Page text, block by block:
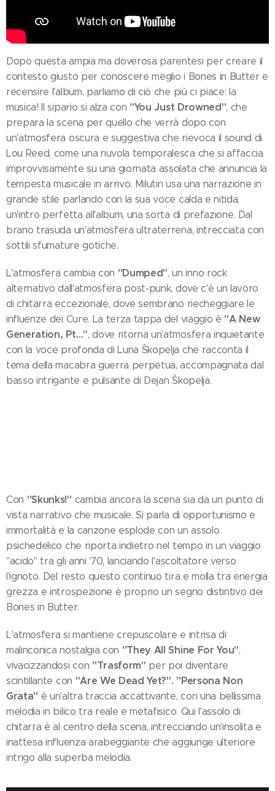
Dopo questa ampia ma doverosa parentesi per creare il
contesto giusto per conoscere meglio i Bones in Butter e
recensire l'album, parliamo di ciò che più ci piace: la
musica! Il sipario si alza con "You Just Drowned", che
prepara la scena per quello che verrà dopo con
un'atmosfera oscura e suggestiva che rievoca il sound di
Lou Reed, come una nuvola temporalesca che si affaccia
improvvisamente su una giornata assolata che annuncia la
tempesta musicale in arrivo. Milutin usa una narrazione in
grande stile parlando con la sua voce calda e nitida,
un'intro perfetta all'album, una sorta di prefazione. Dal
brano trasuda un'atmosfera ultraterrena, intrecciata con
sottili sfumature gotiche.
L'atmosfera cambia con "Dumped", un inno rock
alternativo dall'atmosfera post-punk, dove c'è un lavoro
di chitarra eccezionale, dove sembrano riecheggiare le
influenze dei Cure. La terza tappa del viaggio è "A New
Generation, Pt…", dove ritorna un'atmosfera inquietante
con la voce profonda di Luna Škopelja che racconta il
tema della macabra guerra perpetua, accompagnata dal
basso intrigante e pulsante di Dejan Škopelja.
Con "Skunks!" cambia ancora la scena sia da un punto di
vista narrativo che musicale. Si parla di opportunismo e
immortalità e la canzone esplode con un assolo
psichedelico che riporta indietro nel tempo in un viaggio
"acido" tra gli anni '70, lanciando l'ascoltatore verso
l'ignoto. Del resto questo continuo tira e molla tra energia
grezza e introspezione è proprio un segno distintivo dei
Bones in Butter.
L'atmosfera si mantiene crepuscolare e intrisa di
malinconica nostalgia con "They All Shine For You",
vivacizzandosi con "Trasform" per poi diventare
scintillante con "Are We Dead Yet?". "Persona Non
Grata" è un'altra traccia accattivante, con una bellissima
melodia in bilico tra reale e metafisico. Qui l'assolo di
chitarra è al centro della scena, intrecciando un'insolita e
inattesa influenza arabeggiante che aggiunge ulteriore
intrigo alla superba melodia.